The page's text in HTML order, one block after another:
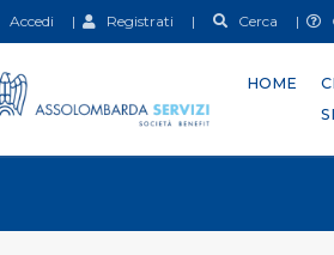
Accedi | Registrati | Cerca |
HOME